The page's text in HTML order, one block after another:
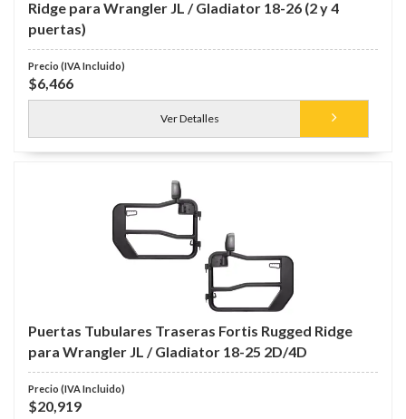
Ridge para Wrangler JL / Gladiator 18-26 (2 y 4
puertas)
$6,466
Ver Detalles
Puertas Tubulares Traseras Fortis Rugged Ridge
para Wrangler JL / Gladiator 18-25 2D/4D
$20,919